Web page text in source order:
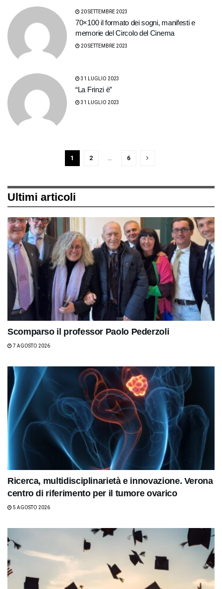
20 SETTEMBRE 2023
70×100 il formato dei sogni, manifesti e
memorie del Circolo del Cinema
20 SETTEMBRE 2023
31 LUGLIO 2023
“La Frinzi è”
31 LUGLIO 2023
1 2 … 6
Ultimi articoli
Scomparso il professor Paolo Pederzoli
7 AGOSTO 2026
Ricerca, multidisciplinarietà e innovazione. Verona
centro di riferimento per il tumore ovarico
5 AGOSTO 2026